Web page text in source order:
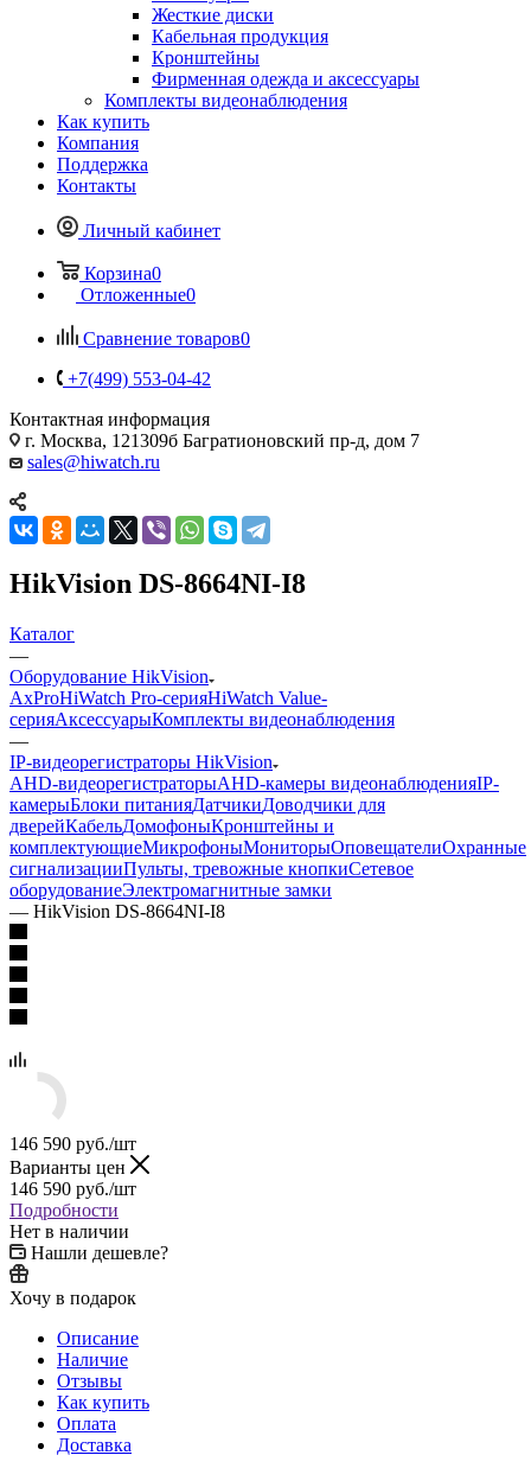
Жесткие диски
Кабельная продукция
Кронштейны
Фирменная одежда и аксессуары
Комплекты видеонаблюдения
Как купить
Компания
Поддержка
Контакты
Личный кабинет
Корзина0
Отложенные0
Сравнение товаров0
+7(499) 553-04-42
Контактная информация
г. Москва, 121309б Багратионовский пр-д, дом 7
sales@hiwatch.ru
HikVision DS-8664NI-I8
Каталог
—
Оборудование HikVision
AxProHiWatch Pro-серияHiWatch Value-
серияАксессуарыКомплекты видеонаблюдения
—
IP-видеорегистраторы HikVision
AHD-видеорегистраторыAHD-камеры видеонаблюденияIP-
камерыБлоки питанияДатчикиДоводчики для
дверейКабельДомофоныКронштейны и
комплектующиеМикрофоныМониторыОповещателиОхранные
сигнализацииПульты, тревожные кнопкиСетевое
оборудованиеЭлектромагнитные замки
— HikVision DS-8664NI-I8
146 590 руб./шт
Варианты цен
146 590 руб./шт
Подробности
Нет в наличии
Нашли дешевле?
Хочу в подарок
Описание
Наличие
Отзывы
Как купить
Оплата
Доставка